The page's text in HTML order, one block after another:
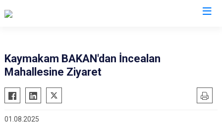
Bahçesaray
Başkale
Çatak
Kaymakam BAKAN'dan İncealan
Mahallesine Ziyaret
01.08.2025